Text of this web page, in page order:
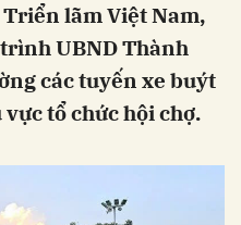
lãm Việt Nam,
UBND Thành
các tuyến xe buýt
tổ chức hội chợ.